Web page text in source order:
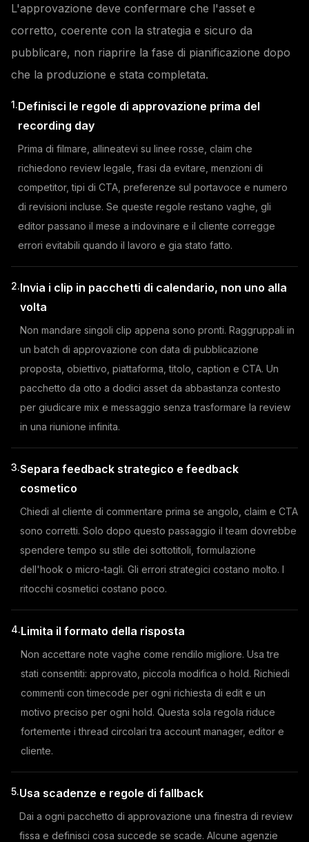
L'approvazione deve confermare che l'asset e
corretto, coerente con la strategia e sicuro da
pubblicare, non riaprire la fase di pianificazione dopo
che la produzione e stata completata.
1.Definisci le regole di approvazione prima del
recording day
Prima di filmare, allineatevi su linee rosse, claim che
richiedono review legale, frasi da evitare, menzioni di
competitor, tipi di CTA, preferenze sul portavoce e numero
di revisioni incluse. Se queste regole restano vaghe, gli
editor passano il mese a indovinare e il cliente corregge
errori evitabili quando il lavoro e gia stato fatto.
2.Invia i clip in pacchetti di calendario, non uno alla
volta
Non mandare singoli clip appena sono pronti. Raggruppali in
un batch di approvazione con data di pubblicazione
proposta, obiettivo, piattaforma, titolo, caption e CTA. Un
pacchetto da otto a dodici asset da abbastanza contesto
per giudicare mix e messaggio senza trasformare la review
in una riunione infinita.
3.Separa feedback strategico e feedback
cosmetico
Chiedi al cliente di commentare prima se angolo, claim e CTA
sono corretti. Solo dopo questo passaggio il team dovrebbe
spendere tempo su stile dei sottotitoli, formulazione
dell'hook o micro-tagli. Gli errori strategici costano molto. I
ritocchi cosmetici costano poco.
4.Limita il formato della risposta
Non accettare note vaghe come rendilo migliore. Usa tre
stati consentiti: approvato, piccola modifica o hold. Richiedi
commenti con timecode per ogni richiesta di edit e un
motivo preciso per ogni hold. Questa sola regola riduce
fortemente i thread circolari tra account manager, editor e
cliente.
5.Usa scadenze e regole di fallback
Dai a ogni pacchetto di approvazione una finestra di review
fissa e definisci cosa succede se scade. Alcune agenzie